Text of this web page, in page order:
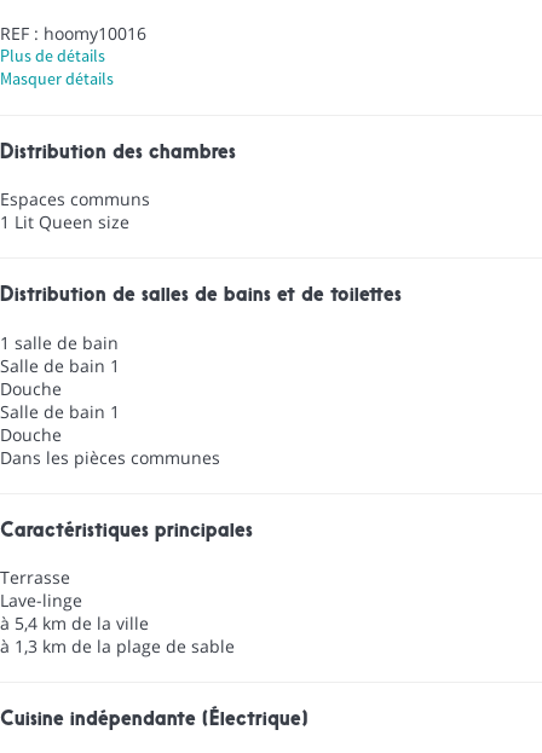
REF : hoomy10016
Plus de détails
Masquer détails
Distribution des chambres
Espaces communs
1 Lit Queen size
Distribution de salles de bains et de toilettes
1 salle de bain
Salle de bain 1
Douche
Salle de bain 1
Douche
Dans les pièces communes
Caractéristiques principales
Terrasse
Lave-linge
à 5,4 km de la ville
à 1,3 km de la plage de sable
Cuisine indépendante (Électrique)